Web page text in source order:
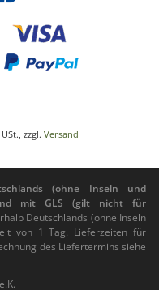
zzgl. Versand
(ohne Inseln und
mit GLS (gilt nicht für
Deutschlands (ohne Inseln
von 1 Tag. Lieferzeiten für
des Liefertermins siehe